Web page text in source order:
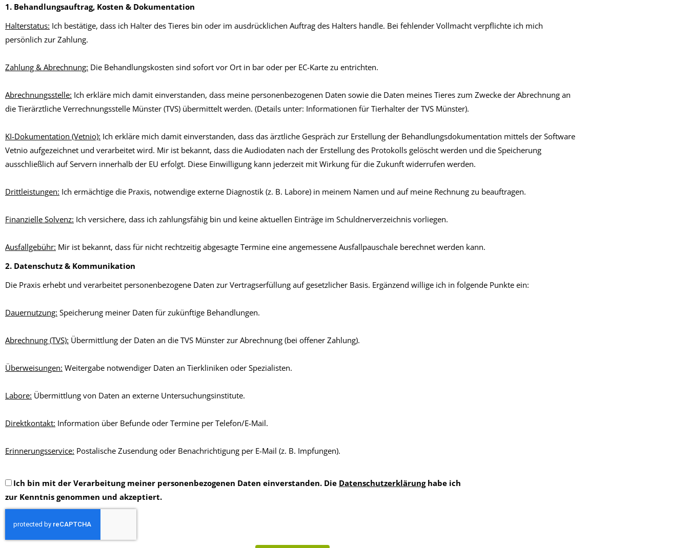
1. Behandlungsauftrag, Kosten & Dokumentation
Halterstatus: Ich bestätige, dass ich Halter des Tieres bin oder im ausdrücklichen Auftrag des Halters handle. Bei fehlender Vollmacht verpflichte ich mich
persönlich zur Zahlung.
Zahlung & Abrechnung: Die Behandlungskosten sind sofort vor Ort in bar oder per EC-Karte zu entrichten.
Abrechnungsstelle: Ich erkläre mich damit einverstanden, dass meine personenbezogenen Daten sowie die Daten meines Tieres zum Zwecke der Abrechnung an
die Tierärztliche Verrechnungsstelle Münster (TVS) übermittelt werden. (Details unter: Informationen für Tierhalter der TVS Münster).
KI-Dokumentation (Vetnio): Ich erkläre mich damit einverstanden, dass das ärztliche Gespräch zur Erstellung der Behandlungsdokumentation mittels der Software
Vetnio aufgezeichnet und verarbeitet wird. Mir ist bekannt, dass die Audiodaten nach der Erstellung des Protokolls gelöscht werden und die Speicherung
ausschließlich auf Servern innerhalb der EU erfolgt. Diese Einwilligung kann jederzeit mit Wirkung für die Zukunft widerrufen werden.
Drittleistungen: Ich ermächtige die Praxis, notwendige externe Diagnostik (z. B. Labore) in meinem Namen und auf meine Rechnung zu beauftragen.
Finanzielle Solvenz: Ich versichere, dass ich zahlungsfähig bin und keine aktuellen Einträge im Schuldnerverzeichnis vorliegen.
Ausfallgebühr: Mir ist bekannt, dass für nicht rechtzeitig abgesagte Termine eine angemessene Ausfallpauschale berechnet werden kann.
2. Datenschutz & Kommunikation
Die Praxis erhebt und verarbeitet personenbezogene Daten zur Vertragserfüllung auf gesetzlicher Basis. Ergänzend willige ich in folgende Punkte ein:
Dauernutzung: Speicherung meiner Daten für zukünftige Behandlungen.
Abrechnung (TVS): Übermittlung der Daten an die TVS Münster zur Abrechnung (bei offener Zahlung).
Überweisungen: Weitergabe notwendiger Daten an Tierkliniken oder Spezialisten.
Labore: Übermittlung von Daten an externe Untersuchungsinstitute.
Direktkontakt: Information über Befunde oder Termine per Telefon/E-Mail.
Erinnerungsservice: Postalische Zusendung oder Benachrichtigung per E-Mail (z. B. Impfungen).
Ich bin mit der Verarbeitung meiner personenbezogenen Daten einverstanden. Die Datenschutzerklärunghabe ich
zur Kenntnis genommen und akzeptiert.